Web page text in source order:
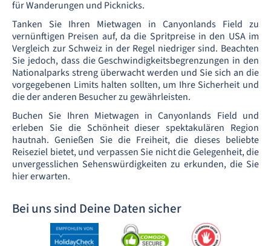
für Wanderungen und Picknicks.
Tanken Sie Ihren Mietwagen in Canyonlands Field zu
vernünftigen Preisen auf, da die Spritpreise in den USA im
Vergleich zur Schweiz in der Regel niedriger sind. Beachten
Sie jedoch, dass die Geschwindigkeitsbegrenzungen in den
Nationalparks streng überwacht werden und Sie sich an die
vorgegebenen Limits halten sollten, um Ihre Sicherheit und
die der anderen Besucher zu gewährleisten.
Buchen Sie Ihren Mietwagen in Canyonlands Field und
erleben Sie die Schönheit dieser spektakulären Region
hautnah. Genießen Sie die Freiheit, die dieses beliebte
Reiseziel bietet, und verpassen Sie nicht die Gelegenheit, die
unvergesslichen Sehenswürdigkeiten zu erkunden, die Sie
hier erwarten.
Bei uns sind Deine Daten sicher